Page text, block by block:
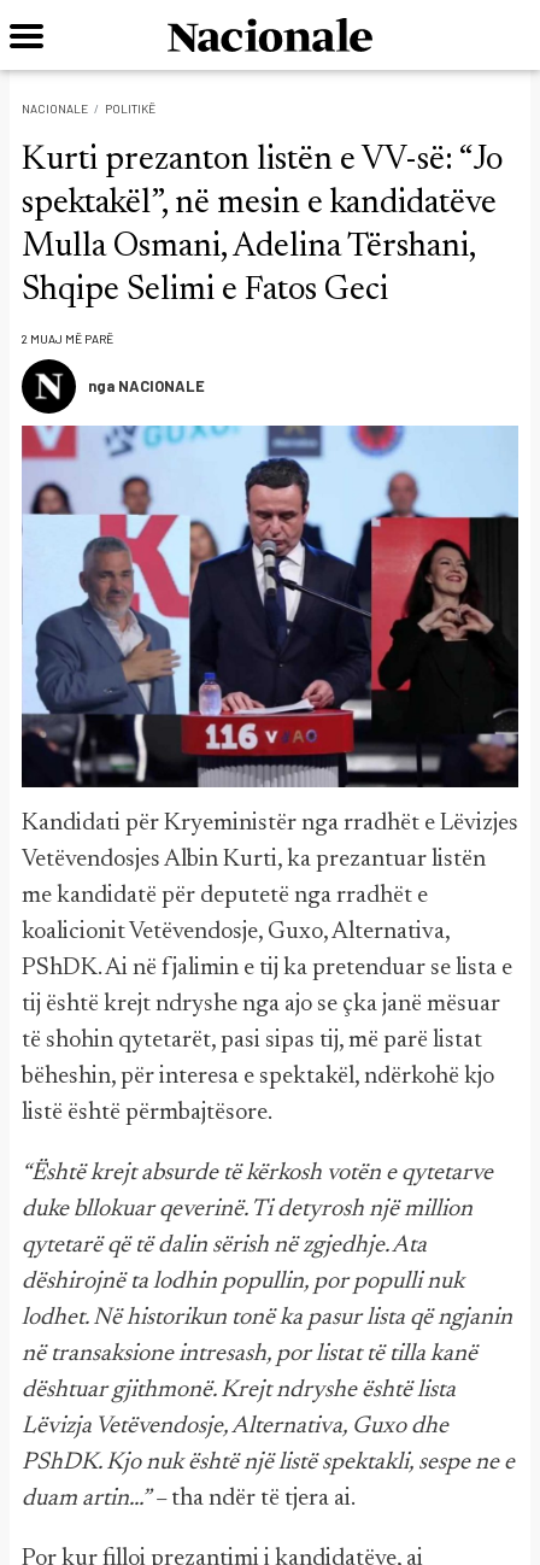
NACIONALE POLITIKË
Kurti prezanton listën e VV-së: “Jo
spektakël”, në mesin e kandidatëve
Mulla Osmani, Adelina Tërshani,
Shqipe Selimi e Fatos Geci
2 MUAJ MË PARË
nga NACIONALE
Kandidati për Kryeministër nga rradhët e Lëvizjes
Vetëvendosjes Albin Kurti, ka prezantuar listën
me kandidatë për deputetë nga rradhët e
koalicionit Vetëvendosje, Guxo, Alternativa,
PShDK. Ai në fjalimin e tij ka pretenduar se lista e
tij është krejt ndryshe nga ajo se çka janë mësuar
të shohin qytetarët, pasi sipas tij, më parë listat
bëheshin, për interesa e spektakël, ndërkohë kjo
listë është përmbajtësore.
“Është krejt absurde të kërkosh votën e qytetarve
duke bllokuar qeverinë. Ti detyrosh një million
qytetarë që të dalin sërish në zgjedhje. Ata
dëshirojnë ta lodhin popullin, por populli nuk
lodhet. Në historikun tonë ka pasur lista që ngjanin
në transaksione intresash, por listat të tilla kanë
dështuar gjithmonë. Krejt ndryshe është lista
Lëvizja Vetëvendosje, Alternativa, Guxo dhe
PShDK. Kjo nuk është një listë spektakli, sespe ne e
duam artin…” – tha ndër të tjera ai.
Por kur filloi prezantimi i kandidatëve, ai